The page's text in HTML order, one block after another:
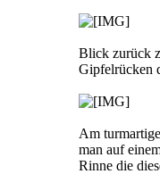
Blick zurück
Gipfelrücken
Am
man auf
Rinne die